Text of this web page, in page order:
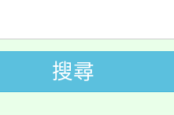
泳池舉行。
入戶享有免
中低收入戶
育及科技中
研習
育及科技中
搜尋